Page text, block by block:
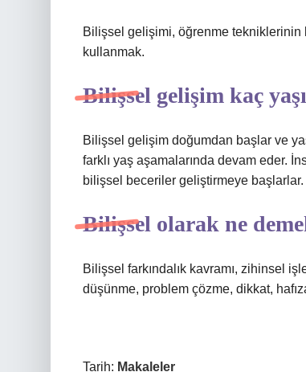
Bilişsel gelişimi, öğrenme tekniklerinin
kullanmak.
Bilişsel gelişim kaç
Bilişsel gelişim doğumdan başlar ve
farklı yaş aşamalarında devam eder.
bilişsel beceriler geliştirmeye başlarlar.
Bilişsel olarak ne
Bilişsel farkındalık kavramı, zihinsel
düşünme, problem çözme, dikkat,
Tarih: Makaleler